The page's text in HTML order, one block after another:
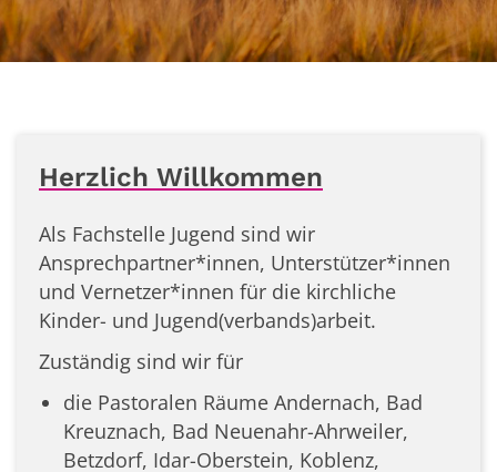
Herzlich Willkommen
Als Fachstelle Jugend sind wir
Ansprechpartner*innen, Unterstützer*innen
und Vernetzer*innen für die kirchliche
Kinder- und Jugend(verbands)arbeit.
Zuständig sind wir für
die Pastoralen Räume Andernach, Bad
Kreuznach, Bad Neuenahr-Ahrweiler,
Betzdorf, Idar-Oberstein, Koblenz,